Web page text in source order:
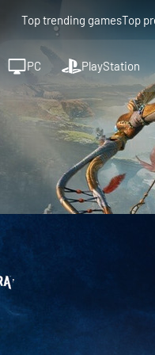
Top trending gamesTop
PC PlayStation